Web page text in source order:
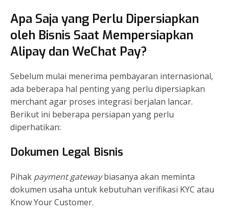
Apa Saja yang Perlu Dipersiapkan
oleh Bisnis Saat Mempersiapkan
Alipay dan WeChat Pay?
Sebelum mulai menerima pembayaran internasional,
ada beberapa hal penting yang perlu dipersiapkan
merchant agar proses integrasi berjalan lancar.
Berikut ini beberapa persiapan yang perlu
diperhatikan:
Dokumen Legal Bisnis
Pihak payment gatewaybiasanya akan meminta
dokumen usaha untuk kebutuhan verifikasi KYC atau
Know Your Customer.